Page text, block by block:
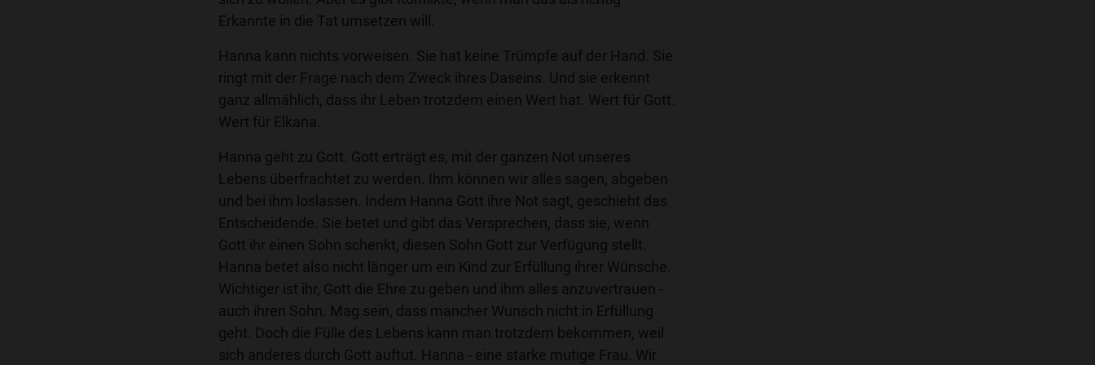
Erkannte in die Tat umsetzen will.
Hanna kann nichts vorweisen. Sie hat keine Trümpfe auf der Hand. Sie
ringt mit der Frage nach dem Zweck ihres Daseins. Und sie erkennt
ganz allmählich, dass ihr Leben trotzdem einen Wert hat. Wert für Gott.
Wert für Elkana.
Hanna geht zu Gott. Gott erträgt es, mit der ganzen Not unseres
Lebens überfrachtet zu werden. Ihm können wir alles sagen, abgeben
und bei ihm loslassen. Indem Hanna Gott ihre Not sagt, geschieht das
Entscheidende. Sie betet und gibt das Versprechen, dass sie, wenn
Gott ihr einen Sohn schenkt, diesen Sohn Gott zur Verfügung stellt.
Hanna betet also nicht länger um ein Kind zur Erfüllung ihrer Wünsche.
Wichtiger ist ihr, Gott die Ehre zu geben und ihm alles anzuvertrauen -
auch ihren Sohn. Mag sein, dass mancher Wunsch nicht in Erfüllung
geht. Doch die Fülle des Lebens kann man trotzdem bekommen, weil
sich anderes durch Gott auftut. Hanna - eine starke mutige Frau. Wir